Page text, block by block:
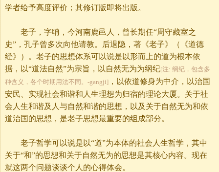
学者给予高度评价；其修订版即将出版。
老子，字聃，今河南鹿邑人，曾长期任“周守藏室之
史”，孔子曾多次向他请教。后退隐，著《老子》（《道德
经》）。老子的思想体系可以说是以形而上的道为根本依
据，以“道法自然”为宗旨，以自然无为为纲纪[注: 纲纪，包含多
种含义，各个时期用法不同。-gangji] ，以依道修身为中介，以治国
安民、实现社会和谐和人生理想为归宿的理论大厦。关于社
会人生和谐及人与自然和谐的思想，以及关于自然无为和依
道治国的思想，是老子思想最重要的组成部分。
老子哲学可以说是以“道”为本体的社会人生哲学，其中
关于“和”的思想和关于自然无为的思想是其核心内容。现在
就这两个问题谈谈个人的心得体会。